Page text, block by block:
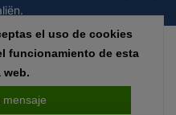
InStijl Media | Todos los precios no
el uso de cookies
funcionamiento de esta
web.